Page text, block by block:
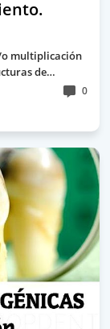
o multiplicación
de…
0